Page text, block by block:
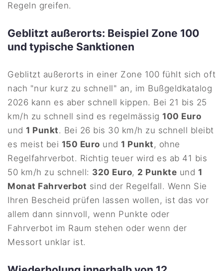
Regeln greifen.
Geblitzt außerorts: Beispiel Zone 100
und typische Sanktionen
Geblitzt außerorts in einer Zone 100 fühlt sich oft
nach "nur kurz zu schnell" an, im Bußgeldkatalog
2026 kann es aber schnell kippen. Bei 21 bis 25
km/h zu schnell sind es regelmässig100 Euro
und1 Punkt. Bei 26 bis 30 km/h zu schnell bleibt
es meist bei 150 Euro und1 Punkt, ohne
Regelfahrverbot. Richtig teuer wird es ab 41 bis
50 km/h zu schnell: 320 Euro, 2 Punkte und 1
Monat Fahrverbot sind der Regelfall. Wenn Sie
Ihren Bescheid prüfen lassen wollen, ist das vor
allem dann sinnvoll, wenn Punkte oder
Fahrverbot im Raum stehen oder wenn der
Messort unklar ist.